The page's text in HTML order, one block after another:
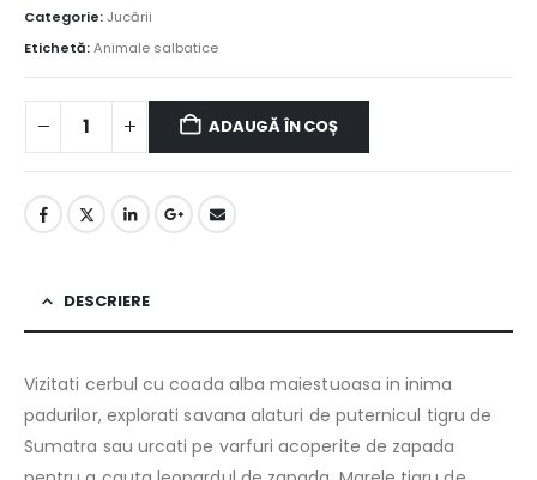
Categorie:Jucării
Etichetă:Animale salbatice
ADAUGĂ ÎN COȘ
DESCRIERE
Vizitati cerbul cu coada alba maiestuoasa in inima
padurilor, explorati savana alaturi de puternicul tigru de
Sumatra sau urcati pe varfuri acoperite de zapada